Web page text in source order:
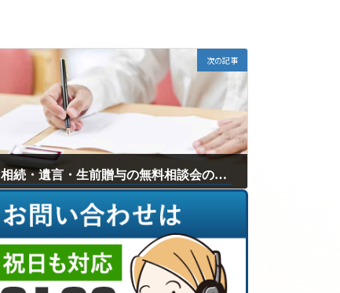
次の記事
相続・遺言・生前贈与の無料相談会の開催
2024年10月4日